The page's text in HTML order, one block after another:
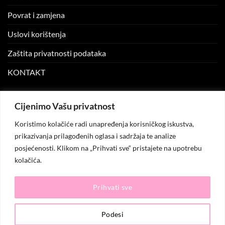
Cijenimo Vašu privatnost
Koristimo kolačiće radi unapređenja korisničkog iskustva,
prikazivanja prilagođenih oglasa i sadržaja te analize
posjećenosti. Klikom na „Prihvati sve“ pristajete na upotrebu
kolačića.
Podesi
Prihvati sve
Povrat i zamjena
Uslovi korištenja
Zaštita privatnosti podataka
KONTAKT
Moje narudžbe
© 2026KO.MODA. Sva prava zadržana.